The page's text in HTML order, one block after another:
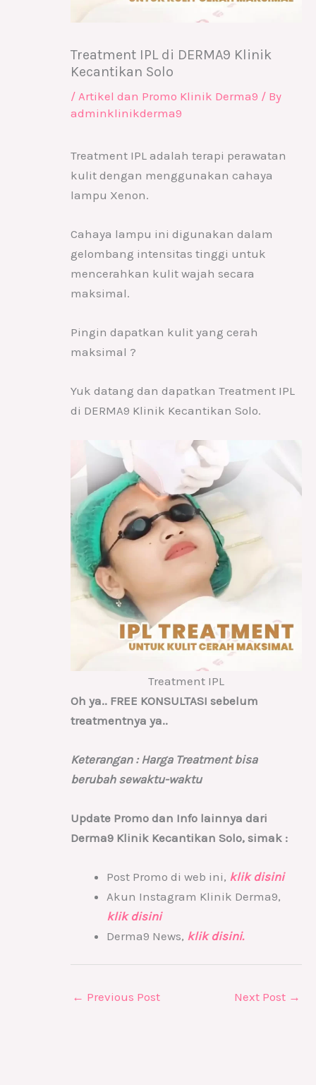
Treatment IPL di DERMA9 Klinik
Kecantikan Solo
/ Artikel dan Promo Klinik Derma9 / By
adminklinikderma9
Treatment IPL adalah terapi perawatan
kulit dengan menggunakan cahaya
lampu Xenon.
Cahaya lampu ini digunakan dalam
gelombang intensitas tinggi untuk
mencerahkan kulit wajah secara
maksimal.
Pingin dapatkan kulit yang cerah
maksimal ?
Yuk datang dan dapatkan Treatment IPL
di DERMA9 Klinik Kecantikan Solo.
Treatment IPL
Oh ya.. FREE KONSULTASI sebelum
treatmentnya ya..
Keterangan : Harga Treatment bisa
berubah sewaktu-waktu
Update Promo dan Info lainnya dari
Derma9 Klinik Kecantikan Solo, simak :
Post Promo di web ini, klik disini
Akun Instagram Klinik Derma9,
klik disini
Derma9 News, klik disini.
← Previous Post Next Post →